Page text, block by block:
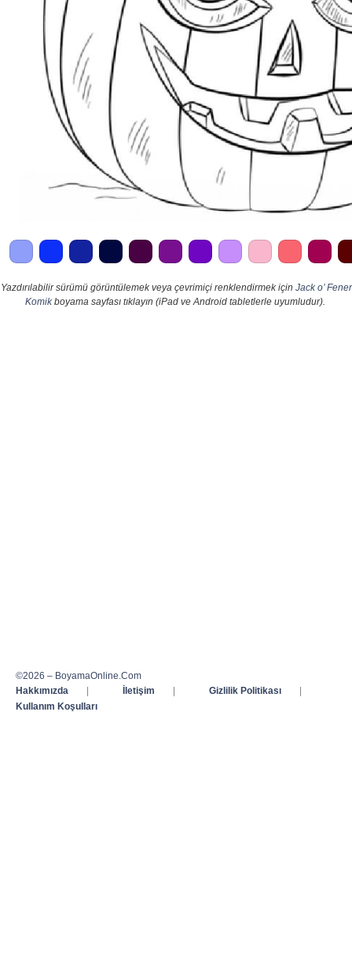
Yazdırılabilir sürümü görüntülemek veya çevrimiçi renklendirmek için Jack o’ Fener
Komikboyama sayfası tıklayın (iPad ve Android tabletlerle uyumludur).
©2026 – BoyamaOnline.Com
Hakkımızda
| İletişim | Gizlilik Politikası
|
Kullanım Koşulları